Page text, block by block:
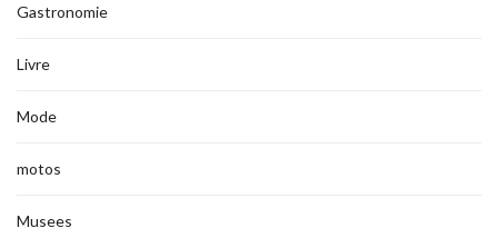
Gastronomie
Livre
Mode
motos
Musees